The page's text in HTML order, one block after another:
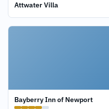
Attwater Villa
Bayberry Inn of Newport